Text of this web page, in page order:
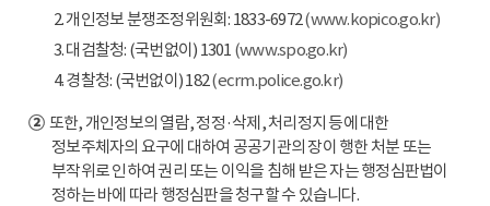
2. 개인정보 분쟁조정위원회: 1833-6972(www.kopico.go.kr)
3. 대검찰청: (국번없이) 1301 (www.spo.go.kr)
4. 경찰청: (국번없이) 182(ecrm.police.go.kr)
②또한, 개인정보의 열람, 정정·삭제, 처리정지 등에 대한
정보주체자의 요구에 대하여 공공기관의 장이 행한 처분 또는
부작위로 인하여 권리 또는 이익을 침해 받은 자는 행정심판법이
정하는 바에 따라 행정심판을 청구할 수 있습니다.